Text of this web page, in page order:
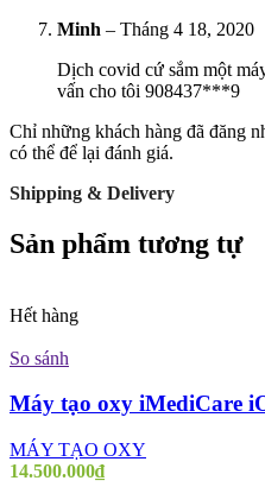
Minh – Tháng 4 18, 2020
Dịch covid cứ sắm một
vấn cho tôi 908437***9
Chỉ những khách hàng đã đăng
có thể để lại đánh giá.
Shipping & Delivery
Sản phẩm tương tự
Hết hàng
So sánh
Máy tạo oxy iMediCare
MÁY TẠO OXY
14.500.000₫